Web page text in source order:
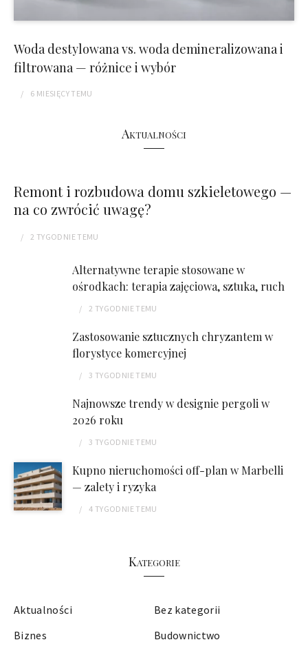
Woda destylowana vs. woda demineralizowana i
filtrowana — różnice i wybór
6 MIESIĘCYTEMU
Aktualności
Remont i rozbudowa domu szkieletowego —
na co zwrócić uwagę?
2 TYGODNIETEMU
Alternatywne terapie stosowane w
ośrodkach: terapia zajęciowa, sztuka, ruch
2 TYGODNIETEMU
Zastosowanie sztucznych chryzantem w
florystyce komercyjnej
3 TYGODNIETEMU
Najnowsze trendy w designie pergoli w
2026 roku
3 TYGODNIETEMU
Kupno nieruchomości off-plan w Marbelli
— zalety i ryzyka
4 TYGODNIETEMU
Kategorie
Aktualności
Bez kategorii
Biznes
Budownictwo